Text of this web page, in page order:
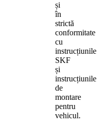
și
în
strictă
conformitate
cu
instrucțiunile
SKF
și
instrucțiunile
de
montare
pentru
vehicul.